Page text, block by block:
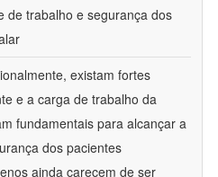
de trabalho e segurança dos
existam fortes
e a carga de trabalho da
fundamentais para alcançar a
dos pacientes
ainda carecem de ser